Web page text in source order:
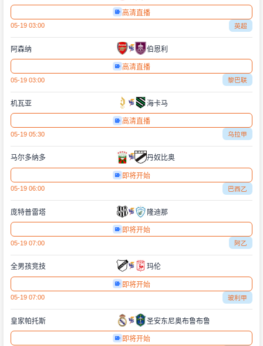
高清直播
05-19 03:00 英超
阿森纳 伯恩利
高清直播
05-19 03:00 黎巴联
机瓦亚 海卡马
高清直播
05-19 05:30 乌拉甲
马尔多纳多 丹奴比奥
即将开始
05-19 06:00 巴西乙
庞特普雷塔 隆迪那
即将开始
05-19 07:00 阿乙
全男孩竞技 玛伦
即将开始
05-19 07:00 玻利甲
皇家帕托斯 圣安东尼奥布鲁布鲁
即将开始